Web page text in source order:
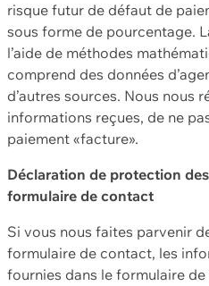
risque futur de défaut de
sous forme de pourcentage.
l’aide de méthodes
comprend des données
d’autres sources. Nous nous
informations reçues, de ne
paiement «facture».
Déclaration de protection
formulaire de contact
Si vous nous faites parvenir
formulaire de contact, les
fournies dans le formulaire